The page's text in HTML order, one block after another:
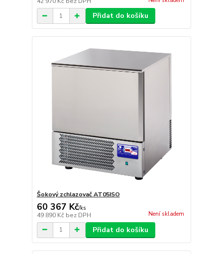
Přidat do košíku
Šokový zchlazovač AT05ISO
60 367 Kč/ks
49 890 Kč bez DPH Není skladem
Přidat do košíku